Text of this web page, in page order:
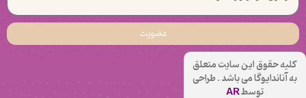
عضویت
کلیه حقوق این سایت متعلق
به آناندایوگا می باشد . طراحی
توسطAR